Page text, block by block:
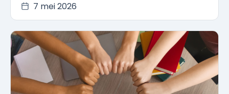
7 mei 2026